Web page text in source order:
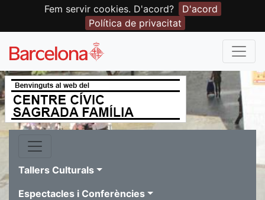
Fem servir cookies. D'acord?
D'acord
Política de privacitat
Tallers Culturals
Espectacles i Conferències